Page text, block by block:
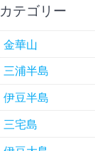
カテゴリー
金華山
三浦半島
伊豆半島
三宅島